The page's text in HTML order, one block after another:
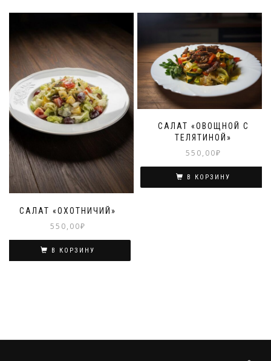
САЛАТ «ОХОТНИЧИЙ»
550,00₽
В КОРЗИНУ
САЛАТ «ОВОЩНОЙ С
ТЕЛЯТИНОЙ»
550,00₽
В КОРЗИНУ